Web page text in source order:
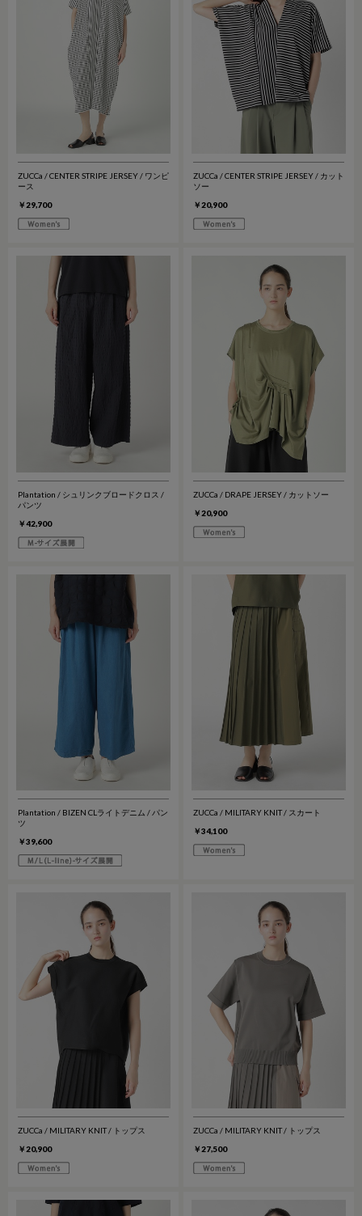
ZUCCa / CENTER STRIPE JERSEY / ワンピ
ース
￥29,700
ZUCCa / CENTER STRIPE JERSEY / カット
ソー
￥20,900
Plantation / シュリンクブロードクロス /
パンツ
￥42,900
ZUCCa / DRAPE JERSEY / カットソー
￥20,900
Plantation / BIZEN CLライトデニム / パン
ツ
￥39,600
ZUCCa / MILITARY KNIT / スカート
￥34,100
ZUCCa / MILITARY KNIT / トップス
￥20,900
ZUCCa / MILITARY KNIT / トップス
￥27,500